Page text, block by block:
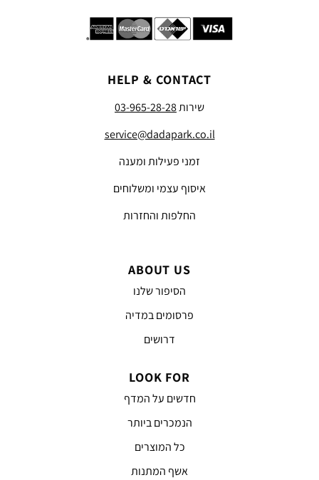
HELP & CONTACT
שירות03-965-28-28
service@dadapark.co.il
זמני פעילות ומענה
איסוף עצמי ומשלוחים
החלפות והחזרות
ABOUT US
הסיפור שלנו
פרסומים במדיה
דרושים
LOOK FOR
חדשים על המדף
הנמכרים ביותר
כל המוצרים
אשף המתנות